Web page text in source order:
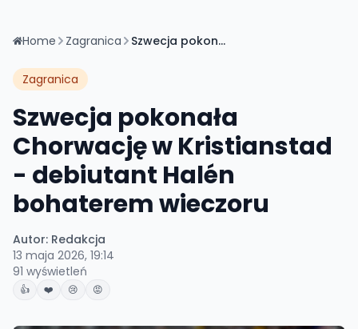
Home Zagranica Szwecja pokonała Chorwację w Kristianstad - debiutant Halén bohaterem wieczoru
Zagranica
Szwecja pokonała
Chorwację w Kristianstad
- debiutant Halén
bohaterem wieczoru
Autor: Redakcja
13 maja 2026, 19:14
91 wyświetleń
👍 ❤️ 😢 😡